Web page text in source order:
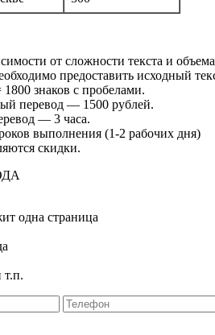
от сложности текста и
предоставить исходный
знаков с пробелами.
перевод — 1500 рублей.
— 3 часа.
выполнения (1-2 рабочих дня)
скидки.
одна страница
т.п.